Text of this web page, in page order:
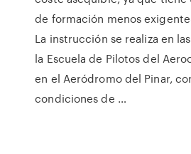
de formación menos
La instrucción se realiza en
la Escuela de Pilotos del
en el Aeródromo del Pinar,
condiciones de …